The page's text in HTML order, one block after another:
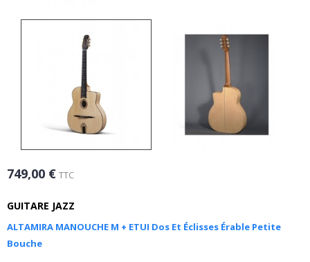
749,00 € TTC
GUITARE JAZZ
ALTAMIRA MANOUCHE M + ETUI Dos Et Éclisses Érable Petite
Bouche